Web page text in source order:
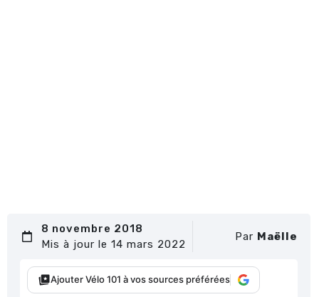
8 novembre 2018
Mis à jour le 14 mars 2022
Par Maëlle
Ajouter Vélo 101 à vos sources préférées